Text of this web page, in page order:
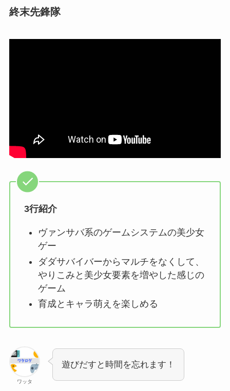
終末先鋒隊
3行紹介
ヴァンサバ系のゲームシステムの美少女
ゲー
ダダサバイバーからマルチをなくして、
やりこみと美少女要素を増やした感じの
ゲーム
育成とキャラ萌えを楽しめる
ワッタ
遊びだすと時間を忘れます！